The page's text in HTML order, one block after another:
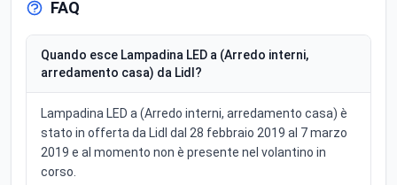
FAQ
Quando esce Lampadina LED a (Arredo interni,
arredamento casa) da Lidl?
Lampadina LED a (Arredo interni, arredamento casa) è
stato in offerta da Lidl dal 28 febbraio 2019 al 7 marzo
2019 e al momento non è presente nel volantino in
corso.